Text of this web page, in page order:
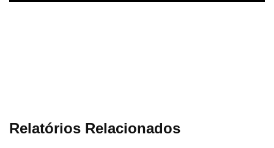
Relatórios Relacionados